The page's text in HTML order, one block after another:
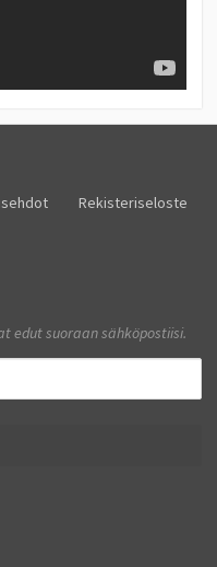
Rekisteriseloste
edut suoraan sähköpostiisi.